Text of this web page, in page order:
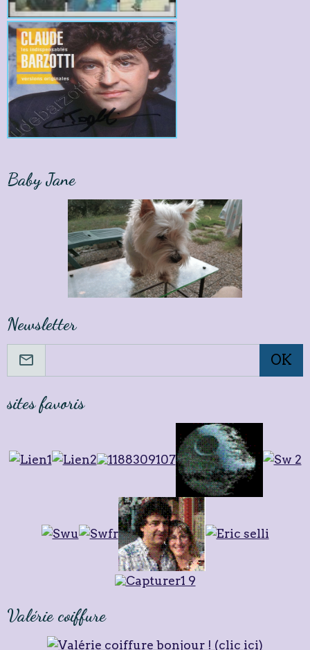
Baby Jane
Newsletter
OK
sites favoris
Valérie coiffure